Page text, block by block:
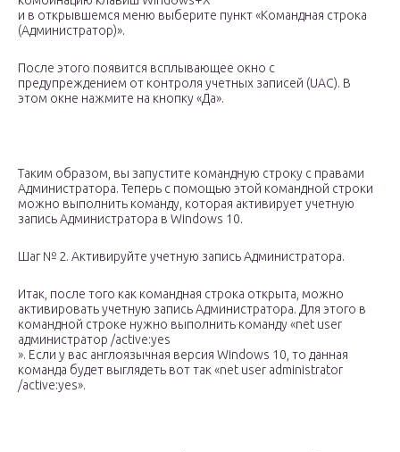
и в открывшемся меню выберите пункт «Командная строка
(Администратор)».
После этого появится всплывающее окно с
предупреждением от контроля учетных записей (UAC). В
этом окне нажмите на кнопку «Да».
Таким образом, вы запустите командную строку с правами
Администратора. Теперь с помощью этой командной строки
можно выполнить команду, которая активирует учетную
запись Администратора в Windows 10.
Шаг № 2. Активируйте учетную запись Администратора.
Итак, после того как командная строка открыта, можно
активировать учетную запись Администратора. Для этого в
командной строке нужно выполнить команду «net user
администратор /active:yes
». Если у вас англоязычная версия Windows 10, то данная
команда будет выглядеть вот так «net user administrator
/active:yes».